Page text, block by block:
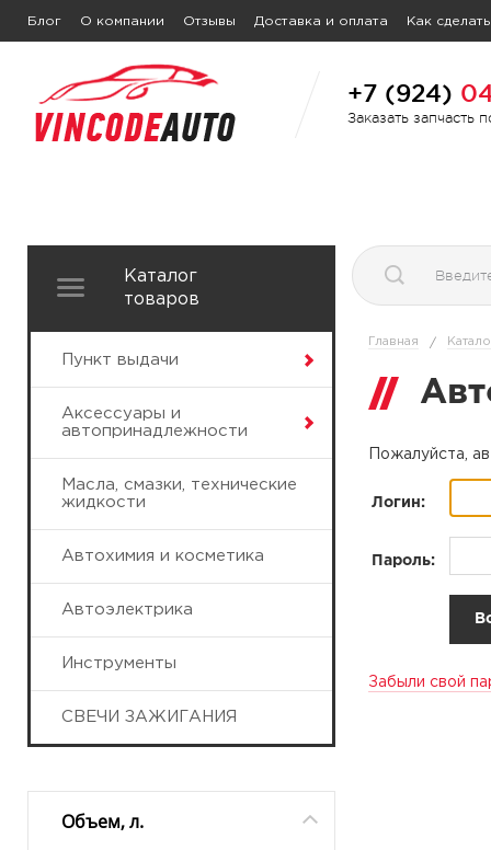
Блог О компании Отзывы Доставка и оплата Как
+7 (924)
Заказать запчасть
Каталог
товаров
Пункт выдачи
Аксессуары и
автопринадлежности
Масла, смазки, технические
жидкости
Автохимия и косметика
Автоэлектрика
Инструменты
СВЕЧИ ЗАЖИГАНИЯ
Объем, л.
Главная /
Пожалуйста,
Логин:
Пароль:
Забыли свой